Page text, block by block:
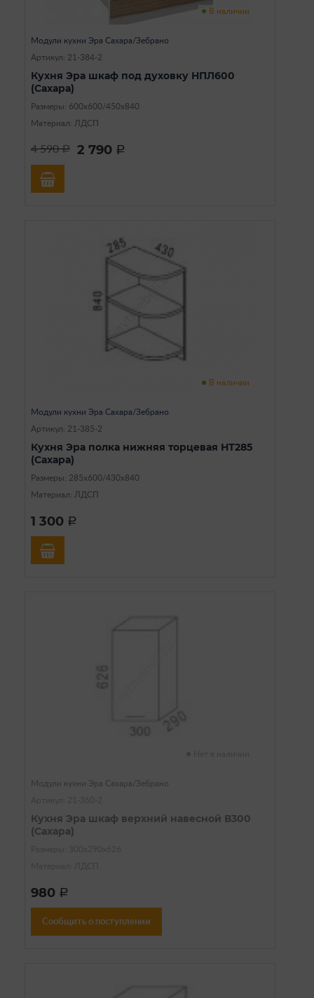
В наличии
Модули кухни Эра Сахара/Зебрано
Артикул: 21-384-2
Кухня Эра шкаф под духовку НПЛ600
(Сахара)
Размеры: 600х600/450х840
Материал: ЛДСП
4 590a 2 790 a
В наличии
Модули кухни Эра Сахара/Зебрано
Артикул: 21-385-2
Кухня Эра полка нижняя торцевая НТ285
(Сахара)
Размеры: 285х600/430х840
Материал: ЛДСП
1 300 a
Модули кухни Эра Сахара/Зебрано
Кухня Эра шкаф верхний навесной В300
(Сахара)
980 a
Сообщить о поступлении